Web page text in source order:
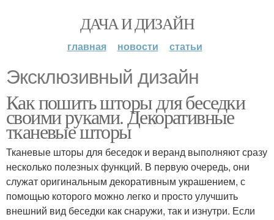
ДАЧА И ДИЗАЙН
главная новости статьи
Эксклюзивный дизайн
Как пошить шторы для беседки
своими руками. Декоративные
тканевые шторы
Тканевые шторы для беседок и веранд выполняют сразу
несколько полезных функций. В первую очередь, они
служат оригинальным декоративным украшением, с
помощью которого можно легко и просто улучшить
внешний вид беседки как снаружи, так и изнутри. Если